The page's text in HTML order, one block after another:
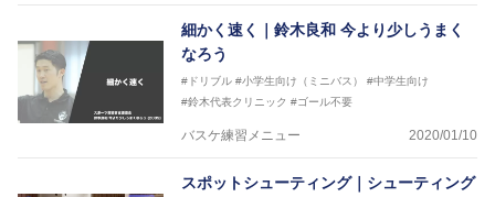
細かく速く｜鈴木良和 今より少しうまく
なろう
#ドリブル #小学生向け（ミニバス）
#中学生向け
#鈴木代表クリニック #ゴール不要
バスケ練習メニュー 2020/01/10
スポットシューティング｜シューティング